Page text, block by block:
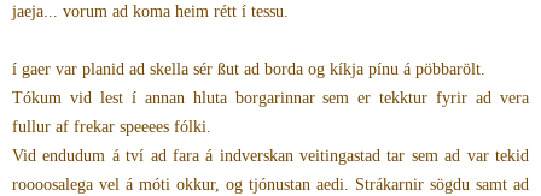
jaeja... vorum ad koma heim rétt í tessu.
í gaer var planid ad skella sér ßut ad borda og kíkja pínu á pöbbarölt.
Tókum vid lest í annan hluta borgarinnar sem er tekktur fyrir ad vera
fullur af frekar speeees fólki.
Vid endudum á tví ad fara á indverskan veitingastad tar sem ad var tekid
roooosalega vel á móti okkur, og tjónustan aedi. Strákarnir sögdu samt ad